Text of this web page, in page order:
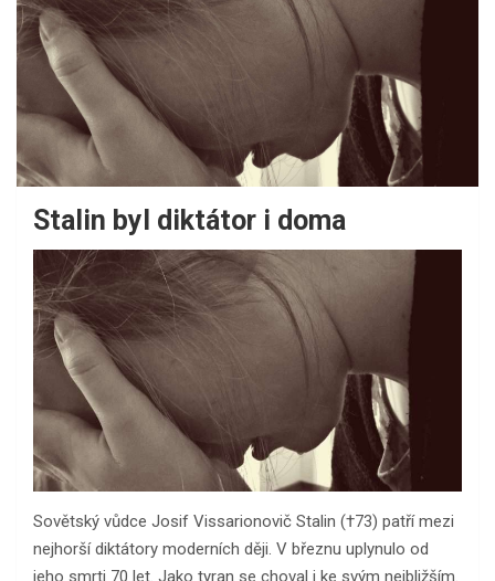
Stalin byl diktátor i doma
Sovětský vůdce Josif Vissarionovič Stalin (†73) patří mezi
nejhorší diktátory moderních ději. V březnu uplynulo od
jeho smrti 70 let. Jako tyran se choval i ke svým nejbližším.